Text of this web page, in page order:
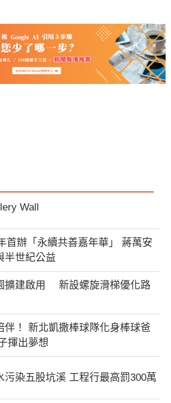
Wall
首辦「永續共善嘉年華」 蔣萬安
半世紀公益
擴建啟用 新設螺旋滑梯優化路
伴！ 新北凱撒棒球隊化身棒球爸
揮出夢想
污染五股坑溪 工程行最高罰300萬